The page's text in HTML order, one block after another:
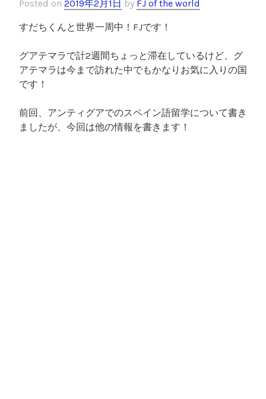
Posted on 2019年2月1日 by FJ of the world
すだちくんと世界一周中！FJです！
グアテマラで計2週間ちょっと滞在しているけど、グ
アテマラは今まで訪れた中でもかなりお気に入りの国
です！
前回、アンティグアでのスペイン語留学について書き
ましたが、今回は他の情報を書きます！